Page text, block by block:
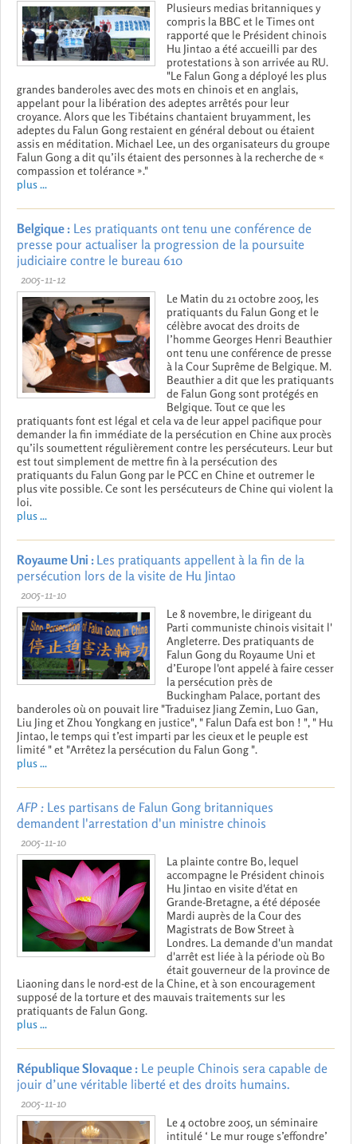
Plusieurs medias britanniques y
compris la BBC et le Times ont
rapporté que le Président chinois
Hu Jintao a été accueilli par des
protestations à son arrivée au RU.
"Le Falun Gong a déployé les plus
grandes banderoles avec des mots en chinois et en anglais,
appelant pour la libération des adeptes arrêtés pour leur
croyance. Alors que les Tibétains chantaient bruyamment, les
adeptes du Falun Gong restaient en général debout ou étaient
assis en méditation. Michael Lee, un des organisateurs du groupe
Falun Gong a dit qu’ils étaient des personnes à la recherche de «
compassion et tolérance »."
plus ...
Belgique : Les pratiquants ont tenu une conférence de
presse pour actualiser la progression de la poursuite
judiciaire contre le bureau 610
2005-11-12
Le Matin du 21 octobre 2005, les
pratiquants du Falun Gong et le
célèbre avocat des droits de
l’homme Georges Henri Beauthier
ont tenu une conférence de presse
à la Cour Suprême de Belgique. M.
Beauthier a dit que les pratiquants
de Falun Gong sont protégés en
Belgique. Tout ce que les
pratiquants font est légal et cela va de leur appel pacifique pour
demander la fin immédiate de la persécution en Chine aux procès
qu’ils soumettent régulièrement contre les persécuteurs. Leur but
est tout simplement de mettre fin à la persécution des
pratiquants du Falun Gong par le PCC en Chine et outremer le
plus vite possible. Ce sont les persécuteurs de Chine qui violent la
loi.
plus ...
Royaume Uni : Les pratiquants appellent à la fin de la
persécution lors de la visite de Hu Jintao
2005-11-10
Le 8 novembre, le dirigeant du
Parti communiste chinois visitait l'
Angleterre. Des pratiquants de
Falun Gong du Royaume Uni et
d’Europe l'ont appelé à faire cesser
la persécution près de
Buckingham Palace, portant des
banderoles où on pouvait lire "Traduisez Jiang Zemin, Luo Gan,
Liu Jing et Zhou Yongkang en justice", " Falun Dafa est bon ! ", " Hu
Jintao, le temps qui t’est imparti par les cieux et le peuple est
limité " et "Arrêtez la persécution du Falun Gong ".
plus ...
AFP : Les partisans de Falun Gong britanniques
demandent l'arrestation d'un ministre chinois
2005-11-10
La plainte contre Bo, lequel
accompagne le Président chinois
Hu Jintao en visite d'état en
Grande-Bretagne, a été déposée
Mardi auprès de la Cour des
Magistrats de Bow Street à
Londres. La demande d'un mandat
d'arrêt est liée à la période où Bo
était gouverneur de la province de
Liaoning dans le nord-est de la Chine, et à son encouragement
supposé de la torture et des mauvais traitements sur les
pratiquants de Falun Gong.
plus ...
République Slovaque : Le peuple Chinois sera capable de
jouir d’une véritable liberté et des droits humains.
2005-11-10
Le 4 octobre 2005, un séminaire
intitulé ‘ Le mur rouge s’effondre’